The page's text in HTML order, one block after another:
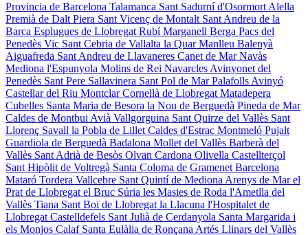
Provincia de Barcelona Talamanca Sant Sadurní d'Osormort Alella
Premià de Dalt Piera Sant Vicenç de Montalt Sant Andreu de la
Barca Esplugues de Llobregat RubíMarganell Berga Pacs del
Penedès Vic Sant Cebria de Vallalta la QuarManlleu Balenyà
Aiguafreda Sant Andreu de Llavaneres Canet de MarNavàs
Mediona l'Espunyola Molins de Rei Navarcles Avinyonet del
Penedès Sant Pere Sallavinera Sant Pol de MarPalafolls Avinyó
Castellar del Riu MontclarCornellà de Llobregat Matadepera
Cubelles Santa Maria de Besora la Nou de Berguedà Pineda de Mar
Caldes de Montbui Avià Vallgorguina Sant Quirze del Vallès Sant
Llorenç Savall la Pobla de Lillet Caldes d'Estrac Montmeló Pujalt
Guardiola de Berguedà Badalona Mollet del Vallès Barberà del
Vallès Sant Adrià de Besòs Olvan Cardona Olivella Castellterçol
Sant Hipòlit de Voltregà Santa Coloma de Gramenet Barcelona
Mataró Tordera Vallcebre Sant Quintí de Mediona Arenys de Marel
Prat de Llobregat el Bruc Súria les Masies de Roda l'Ametlla del
Vallès Tiana Sant Boi de Llobregat la Llacuna l'Hospitalet de
Llobregat Castelldefels Sant Julià de Cerdanyola Santa Margarida i
els Monjos Calaf Santa Eulàlia de Ronçana Artés Llinars del Vallès